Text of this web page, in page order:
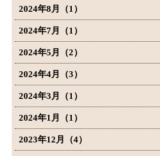
2024年8月（1）
2024年7月（1）
2024年5月（2）
2024年4月（3）
2024年3月（1）
2024年1月（1）
2023年12月（4）